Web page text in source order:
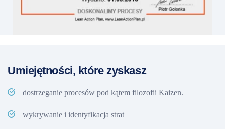
Umiejętności, które zyskasz
dostrzeganie procesów pod kątem filozofii Kaizen.
wykrywanie i identyfikacja strat